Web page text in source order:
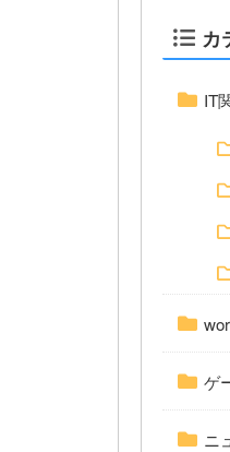
カ
IT
ゲ
ニ